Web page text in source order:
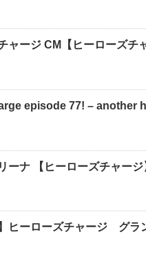
ャージ CM【ヒーローズチ
episode 77! – another
ーナ 【ヒーローズチャージ
】ヒーローズチャージ グラ